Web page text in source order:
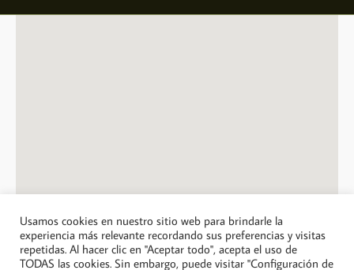
© 2026 A Casa Jose Saramago. Todos los derechos reservados.
Usamos cookies en nuestro sitio web para brindarle la
experiencia más relevante recordando sus preferencias y visitas
repetidas. Al hacer clic en "Aceptar todo", acepta el uso de
TODAS las cookies. Sin embargo, puede visitar "Configuración de